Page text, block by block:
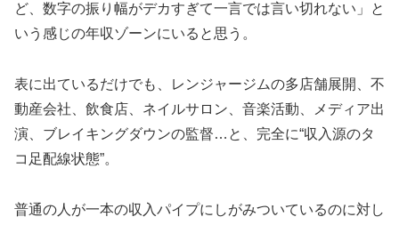
ど、数字の振り幅がデカすぎて一言では言い切れない」と
いう感じの年収ゾーンにいると思う。
表に出ているだけでも、レンジャージムの多店舗展開、不
動産会社、飲食店、ネイルサロン、音楽活動、メディア出
演、ブレイキングダウンの監督…と、完全に“収入源のタ
コ足配線状態”。
普通の人が一本の収入パイプにしがみついているのに対し